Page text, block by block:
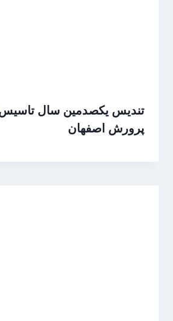
تندیس یکصدمین سال
پرورش اصفهان